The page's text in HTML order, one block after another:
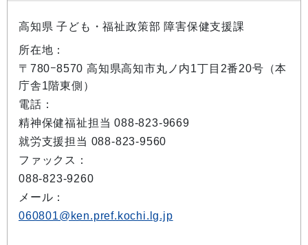
高知県 子ども・福祉政策部 障害保健支援課
所在地：
〒780−8570 高知県高知市丸ノ内1丁目2番20号（本
庁舎1階東側）
電話：
精神保健福祉担当 088-823-9669
就労支援担当 088-823-9560
ファックス：
088-823-9260
メール：
060801@ken.pref.kochi.lg.jp